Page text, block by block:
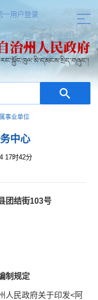
一用户登录
事业单位
中心
17时42分
结街103号
制规定
民政府关于印发<阿